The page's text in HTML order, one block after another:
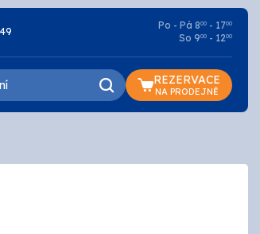
Po - Pá 800 - 1700
So 900 - 1200
REZERVACE
NA PRODEJNĚ